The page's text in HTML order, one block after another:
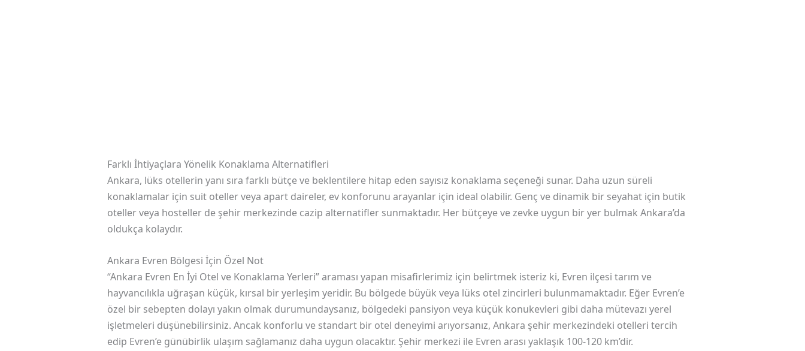
Farklı İhtiyaçlara Yönelik Konaklama Alternatifleri
Ankara, lüks otellerin yanı sıra farklı bütçe ve beklentilere hitap eden sayısız konaklama seçeneği sunar. Daha uzun süreli
konaklamalar için suit oteller veya apart daireler, ev konforunu arayanlar için ideal olabilir. Genç ve dinamik bir seyahat için butik
oteller veya hosteller de şehir merkezinde cazip alternatifler sunmaktadır. Her bütçeye ve zevke uygun bir yer bulmak Ankara’da
oldukça kolaydır.
Ankara Evren Bölgesi İçin Özel Not
“Ankara Evren En İyi Otel ve Konaklama Yerleri” araması yapan misafirlerimiz için belirtmek isteriz ki, Evren ilçesi tarım ve
hayvancılıkla uğraşan küçük, kırsal bir yerleşim yeridir. Bu bölgede büyük veya lüks otel zincirleri bulunmamaktadır. Eğer Evren’e
özel bir sebepten dolayı yakın olmak durumundaysanız, bölgedeki pansiyon veya küçük konukevleri gibi daha mütevazı yerel
işletmeleri düşünebilirsiniz. Ancak konforlu ve standart bir otel deneyimi arıyorsanız, Ankara şehir merkezindeki otelleri tercih
edip Evren’e günübirlik ulaşım sağlamanız daha uygun olacaktır. Şehir merkezi ile Evren arası yaklaşık 100-120 km’dir.